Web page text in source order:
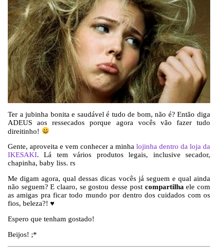
Ter a jubinha bonita e saudável é tudo de bom, não é? Então diga
ADEUS aos ressecados porque agora vocês vão fazer tudo
direitinho!
Gente, aproveita e vem conhecer a minha lojinha dentro da loja da
IKESAKI. Lá tem vários produtos legais, inclusive secador,
chapinha, baby liss. rs
Me digam agora, qual dessas dicas vocês já seguem e qual ainda
não seguem? E claaro, se gostou desse post compartilha ele com
as amigas pra ficar todo mundo por dentro dos cuidados com os
fios, beleza?! ♥
Espero que tenham gostado!
Beijos! ;*